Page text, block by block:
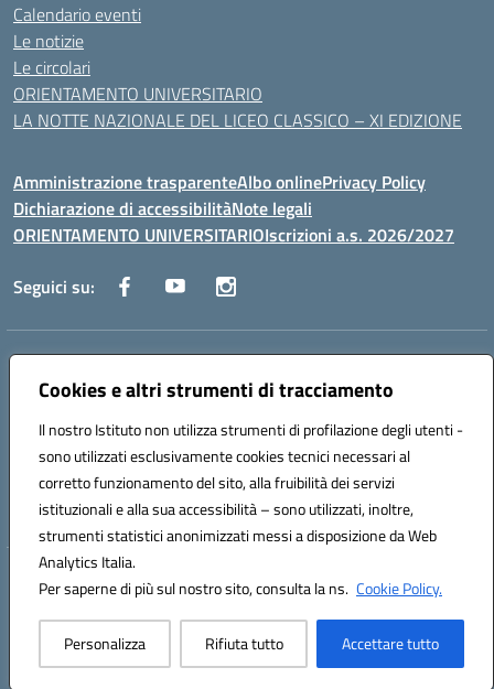
Cookies e altri strumenti di tracciamento
Il nostro Istituto non utilizza strumenti di profilazione degli utenti -
sono utilizzati esclusivamente cookies tecnici necessari al
corretto funzionamento del sito, alla fruibilità dei servizi
istituzionali e alla sua accessibilità – sono utilizzati, inoltre,
strumenti statistici anonimizzati messi a disposizione da Web
Analytics Italia.
Per saperne di più sul nostro sito, consulta la ns. Cookie Policy.
Personalizza Rifiuta tutto Accettare tutto
Calendario eventi
Le notizie
Le circolari
ORIENTAMENTO UNIVERSITARIO
LA NOTTE NAZIONALE DEL LICEO CLASSICO – XI EDIZIONE
Amministrazione trasparenteAlbo onlinePrivacy Policy
Dichiarazione di accessibilitàNote legali
ORIENTAMENTO UNIVERSITARIOIscrizioni a.s. 2026/2027
Seguici su:
Indirizzo:
Centralino:0882 331218 Email:fgps210002@istruzione.it
Codice fiscale: 93071630714
Codice meccanografico:
FGPS210002
Codice unico di fatturazione (CUF): UF7W9K
Hosting & Powered by 3D Solution S.r.l.
Concept & Design by Designers Italia